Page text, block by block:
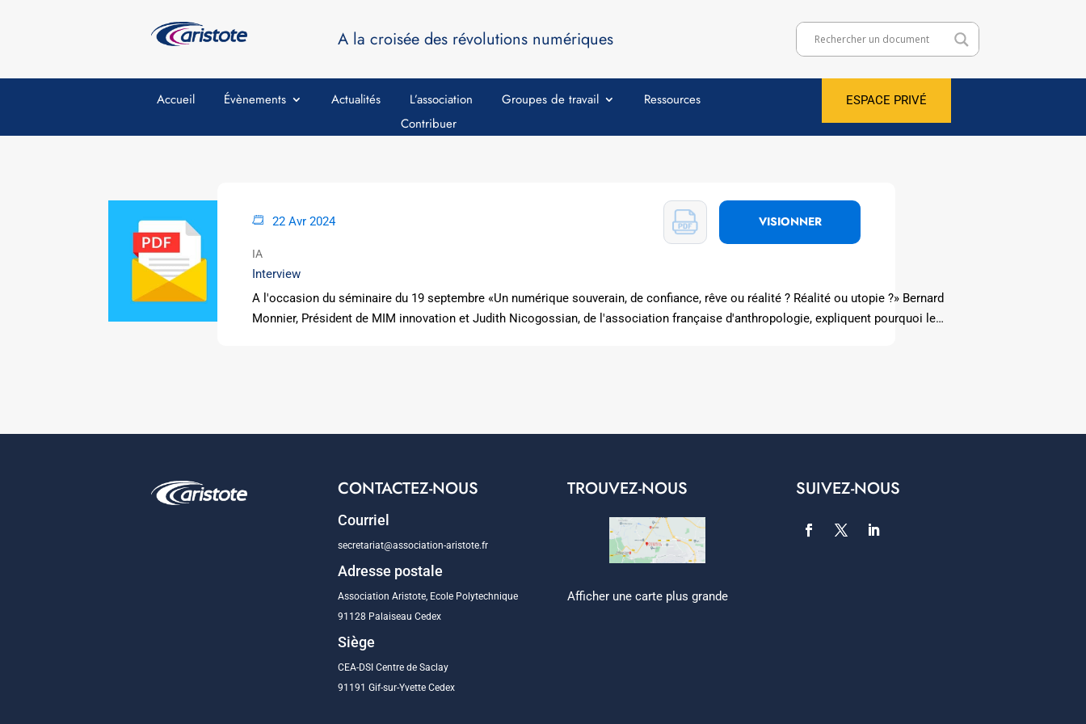
A la croisée des révolutions numériques
Accueil Évènements Actualités L’association Groupes de travail
Ressources
Contribuer
ESPACE PRIVÉ
22 Avr 2024 VISIONNER
IA
Interview
A l'occasion du séminaire du 19 septembre «Un numérique souverain, de confiance, rêve ou réalité ? Réalité ou utopie ?» Bernard
Monnier, Président de MIM innovation et Judith Nicogossian, de l'association française d'anthropologie, expliquent pourquoi le…
CONTACTEZ-NOUS
Courriel
secretariat@association-aristote.fr
Adresse postale
Association Aristote, Ecole Polytechnique
91128 Palaiseau Cedex
Siège
CEA-DSI Centre de Saclay
91191 Gif-sur-Yvette Cedex
TROUVEZ-NOUS
Afficher une carte plus grande
SUIVEZ-NOUS